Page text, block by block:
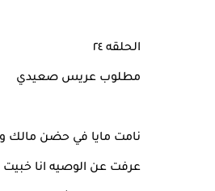
الحلقه ٢٤
مطلوب عريس صعيدي
نامت مايا في حضن مالك
عرفت عن الوصيه انا